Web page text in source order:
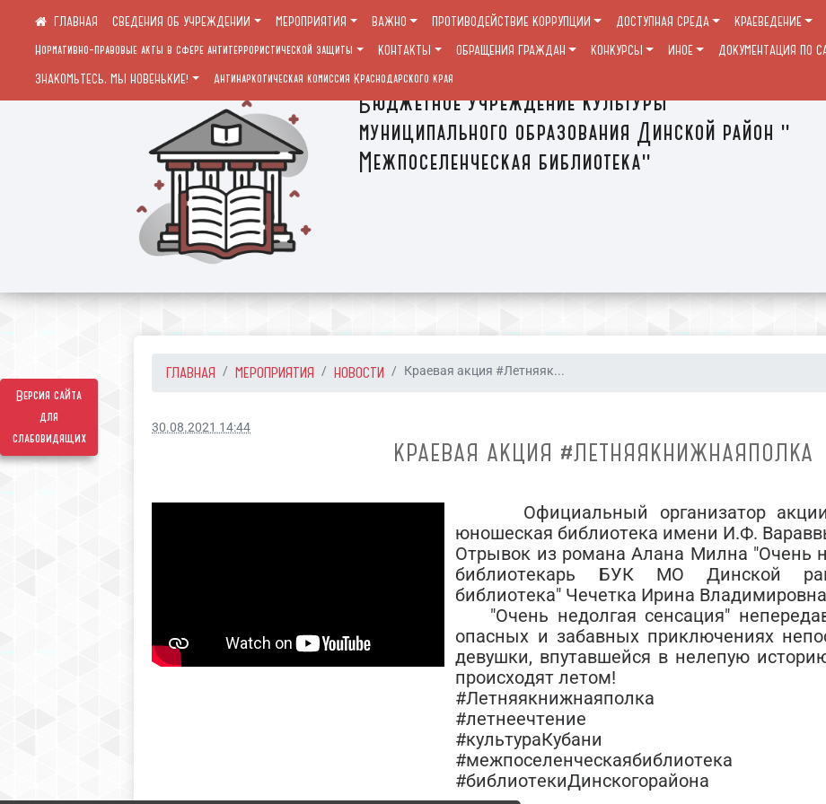
Версия сайта
для
слабовидящих
Бюджетное учреждение культуры
муниципального образования Динской район "
Межпоселенческая библиотека"
СВЕДЕНИЯ ОБ УЧРЕЖДЕНИИ МЕРОПРИЯТИЯ ВАЖНО ПРОТИВОДЕЙСТВИЕ КОРРУПЦИИ ДОСТУПНАЯ СРЕДА
КРАЕВЕДЕНИЕ
Нормативно-правовые акты в сфере антитеррористической защиты
КОНТАКТЫ ОБРАЩЕНИЯ ГРАЖДАН КОНКУРСЫ ИНОЕ
ДОКУМЕНТАЦИЯ ПО
ЗНАКОМЬТЕСЬ, МЫ НОВЕНЬКИЕ!
Антинаркотическая комиссия Краснодарского края
ГЛАВНАЯ МЕРОПРИЯТИЯ НОВОСТИ Краевая акция #Летняяк...
30.08.2021 14:44
КРАЕВАЯ АКЦИЯ #ЛЕТНЯЯКНИЖНАЯПОЛКА
Официальный организатор акции
юношеская библиотека имени И.Ф.
Отрывок из романа Алана Милна "Очень
библиотекарь БУК МО Динской
библиотека" Чечетка Ирина
"Очень недолгая сенсация"
опасных и забавных приключениях
девушки, впутавшейся в нелепую
происходят летом!
#Летняякнижнаяполка
#летнеечтение
#культураКубани
#межпоселенческаябиблиотека
#библиотекиДинскогорайона